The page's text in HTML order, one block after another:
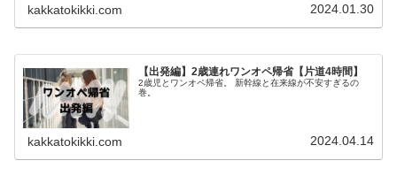
kakkatokikki.com 2024.01.30
【出発編】2歳連れワンオペ帰省【片道4時間】
2歳児とワンオペ帰省。 新幹線と在来線が不安すぎるの
巻。
kakkatokikki.com 2024.04.14